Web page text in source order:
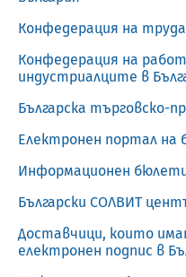
Конфедерация на
Конфедерация на
индустриалците в
Българска търговско-
Електронен портал на
Информационен
Български СОЛВИТ
Доставчици, които
електронен подпис в